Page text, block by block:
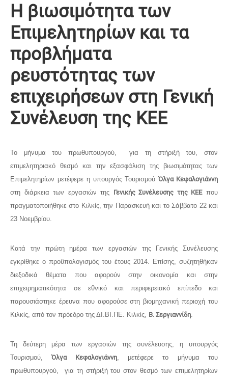
Η βιωσιμότητα των
Επιμελητηρίων και τα
προβλήματα
ρευστότητας των
επιχειρήσεων στη Γενική
Συνέλευση της ΚΕΕ
Το μήνυμα του πρωθυπουργού, για τη στήριξή του, στον
επιμελητηριακό θεσμό και την εξασφάλιση της βιωσιμότητας των
Επιμελητηρίων μετέφερε η υπουργός ΤουρισμούΌλγα Κεφαλογιάννη
στη διάρκεια των εργασιών της Γενικής Συνέλευσης της ΚΕΕπου
πραγματοποιήθηκε στο Κιλκίς, την Παρασκευή και το Σάββατο 22 και
23 Νοεμβρίου.
Κατά την πρώτη ημέρα των εργασιών της Γενικής Συνέλευσης
εγκρίθηκε ο προϋπολογισμός του έτους 2014. Επίσης, συζητηθήκαν
διεξοδικά θέματα που αφορούν στην οικονομία και στην
επιχειρηματικότητα σε εθνικό και περιφερειακό επίπεδο και
παρουσιάστηκε έρευνα που αφορούσε στη βιομηχανική περιοχή του
Κιλκίς, από τον πρόεδρο της ΔΙ.ΒΙ.ΠΕ. Κιλκίς, Β. Σεργιαννίδη
Τη δεύτερη μέρα των εργασιών της συνέλευσης, η υπουργός
Τουρισμού,Όλγα Κεφαλογιάννη, μετέφερε το μήνυμα του
πρωθυπουργού, για τη στήριξή του στον θεσμό των επιμελητηρίων